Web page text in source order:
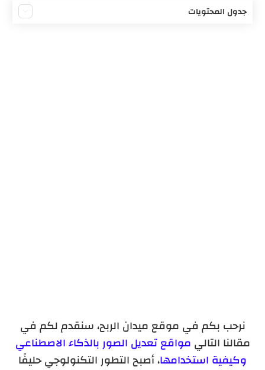
جدول المحتويات
نرحب بكم في موقع ميدان الربح، سنقدم لكم في
مقالنا التالي مواقع تعديل الصور بالذكاء الاصطناعي
وكيفية استخدامها، أصبح التطور التكنولوجي حليفًا